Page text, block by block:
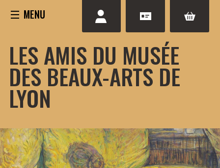
LES AMIS DU MUSÉE
DES BEAUX-ARTS DE
LYON